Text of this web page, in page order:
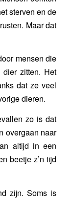
sterven en de
Maar dat
mensen die
zitten. Het
dat ze veel
dieren.
zo is dat
overgaan naar
altijd in een
beetje z’n tijd
zijn. Soms is